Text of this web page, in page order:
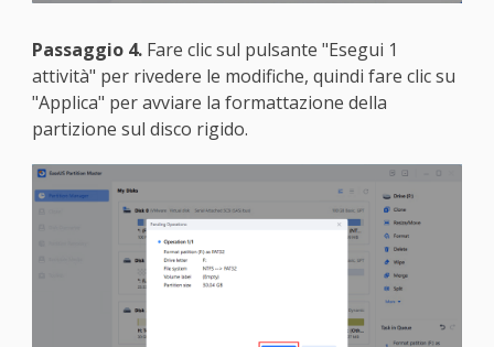
Passaggio 4.Fare clic sul pulsante "Esegui 1
attività" per rivedere le modifiche, quindi fare clic su
"Applica" per avviare la formattazione della
partizione sul disco rigido.